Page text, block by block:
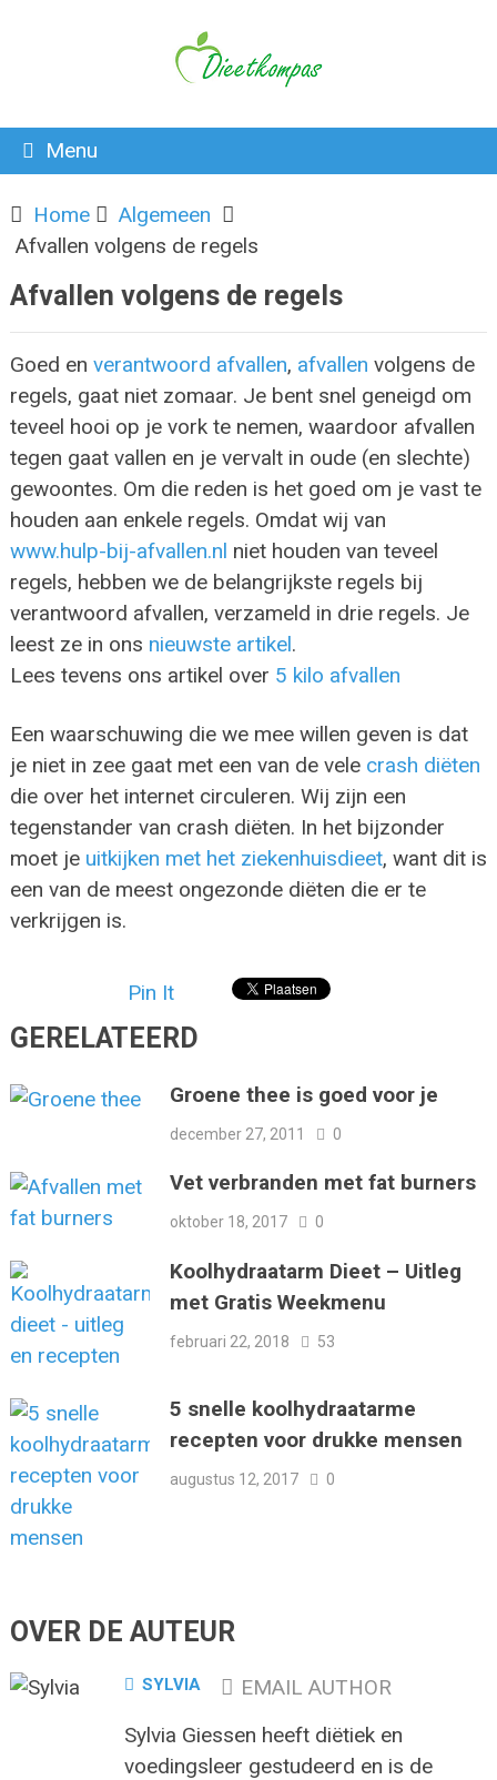
Menu
Home
Algemeen
Afvallen volgens de regels
Afvallen volgens de regels
Goed en verantwoord afvallen, afvallen volgens de
regels, gaat niet zomaar. Je bent snel geneigd om
teveel hooi op je vork te nemen, waardoor afvallen
tegen gaat vallen en je vervalt in oude (en slechte)
gewoontes. Om die reden is het goed om je vast te
houden aan enkele regels. Omdat wij van
www.hulp-bij-afvallen.nl niet houden van teveel
regels, hebben we de belangrijkste regels bij
verantwoord afvallen, verzameld in drie regels. Je
leest ze in ons nieuwste artikel.
Lees tevens ons artikel over 5 kilo afvallen
Een waarschuwing die we mee willen geven is dat
je niet in zee gaat met een van de vele crash diëten
die over het internet circuleren. Wij zijn een
tegenstander van crash diëten. In het bijzonder
moet je uitkijken met het ziekenhuisdieet, want dit is
een van de meest ongezonde diëten die er te
verkrijgen is.
Pin It
GERELATEERD
Groene thee is goed voor je
december 27, 2011 0
Vet verbranden met fat burners
oktober 18, 2017 0
Koolhydraatarm Dieet – Uitleg
met Gratis Weekmenu
februari 22, 2018 53
5 snelle koolhydraatarme
recepten voor drukke mensen
augustus 12, 2017 0
OVER DE AUTEUR
SYLVIA
EMAIL AUTHOR
Sylvia Giessen heeft diëtiek en
voedingsleer gestudeerd en is de